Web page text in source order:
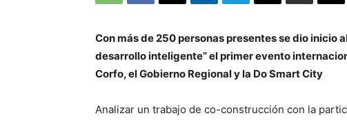
Con más de 250 personas presentes se dio inicio
desarrollo inteligente” el primer evento
Corfo, el Gobierno Regional y la Do Smart City
Analizar un trabajo de co-construcción con la